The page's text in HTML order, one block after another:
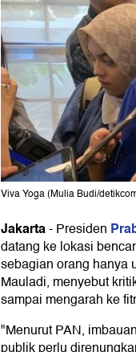
Viva Yoga (Mulia Budi/
Jakarta-Presiden
datang ke lokasi
sebagian orang hanya
Mauladi, menyebut
sampai mengarah ke
"Menurut PAN,